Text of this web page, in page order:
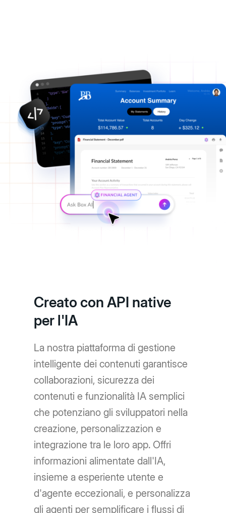
Creato con API native
per l'IA
La nostra piattaforma di gestione
intelligente dei contenuti garantisce
collaborazioni, sicurezza dei
contenuti e funzionalità IA semplici
che potenziano gli sviluppatori nella
creazione, personalizzazion e
integrazione tra le loro app. Offri
informazioni alimentate dall'IA,
insieme a esperiente utente e
d'agente eccezionali, e personalizza
gli agenti per semplificare i flussi di